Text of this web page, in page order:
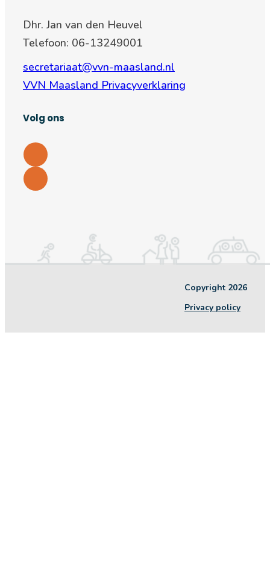
Dhr. Jan van den Heuvel
Telefoon: 06-13249001
secretariaat@vvn-maasland.nl
VVN Maasland Privacyverklaring
Volg ons
Copyright 2026
Privacy policy